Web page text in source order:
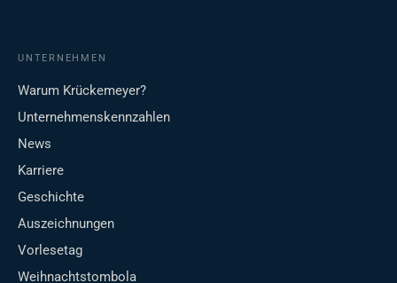
UNTERNEHMEN
Warum Krückemeyer?
Unternehmenskennzahlen
News
Karriere
Geschichte
Auszeichnungen
Vorlesetag
Weihnachtstombola